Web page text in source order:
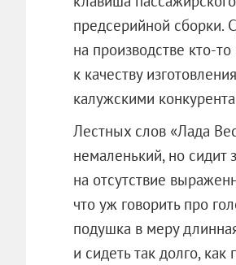
предсерийной сборки.
на производстве кто-
к качеству
калужскими
Лестных слов «Лада
немаленький, но
на отсутствие
что уж говорить про
подушка в меру
и сидеть так долго, как